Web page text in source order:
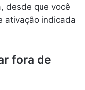
desde que você
ativação indicada
fora de